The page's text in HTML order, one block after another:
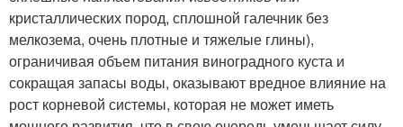
кристаллических пород, сплошной галечник без
мелкозема, очень плотные и тяжелые глины),
ограничивая объем питания виноградного куста и
сокращая запасы воды, оказывают вредное влияние на
рост корневой системы, которая не может иметь